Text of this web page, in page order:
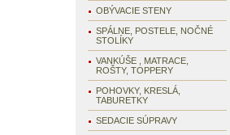
OBÝVACIE STENY
SPÁLNE, POSTELE, NOČNÉ
STOLÍKY
VANKÚŠE , MATRACE,
ROŠTY, TOPPERY
POHOVKY, KRESLÁ,
TABURETKY
SEDACIE SÚPRAVY